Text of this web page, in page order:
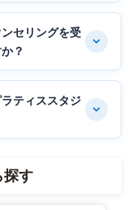
セリングを受
？
ティススタジ
探す